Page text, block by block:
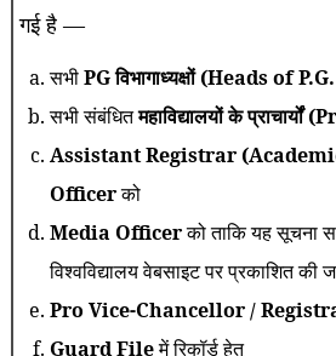
गई है —
सभीPG विभागाध्यक्षों (Heads of
सभी संबंधितमहाविद्यालयों के
Assistant Registrar
Officerको
Media Officerको ताकि यह सूचना
विश्वविद्यालय वेबसाइट पर प्रकाशित की
Pro Vice-Chancellor /
Guard Fileमें रिकॉर्ड हेतु